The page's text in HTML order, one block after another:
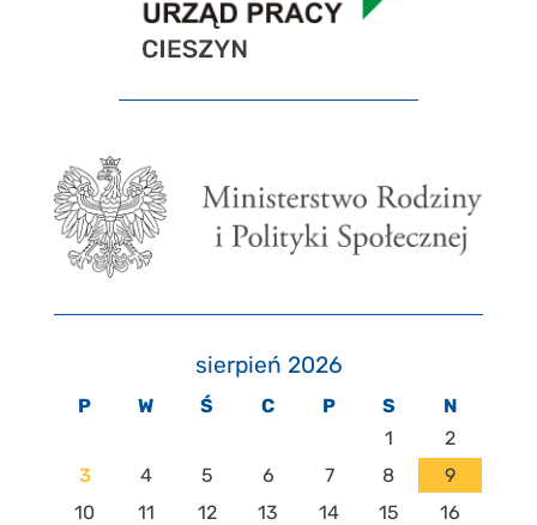
sierpień 2026
P W Ś C P S
N
1
2
3
4 5 6 7 8
9
10
11 12 13 14 15
16